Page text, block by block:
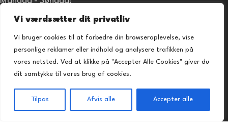
Vi værdsætter dit privatliv
Vi bruger cookies til at forbedre din browseroplevelse, vise
personlige reklamer eller indhold og analysere trafikken på
vores netsted. Ved at klikke på "Accepter Alle Cookies" giver du
dit samtykke til vores brug af cookies.
Tilpas Afvis alle Accepter alle
15:00 - 22:00
vores retter.
Praktisk